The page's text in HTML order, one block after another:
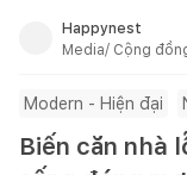
Happynest
Media/ Cộng
Modern - Hiện đại
Biến căn nhà